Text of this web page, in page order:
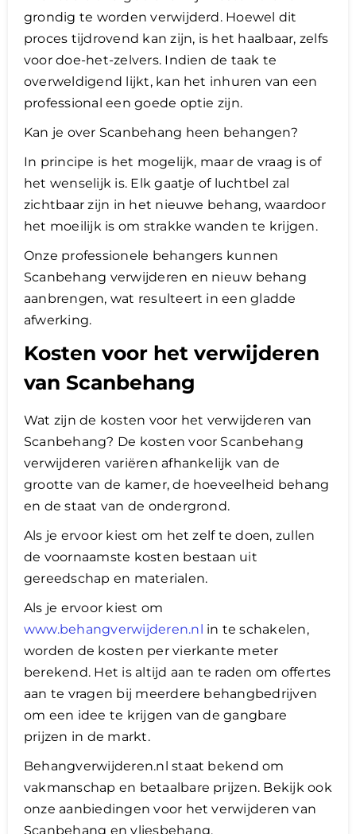
grondig te worden verwijderd. Hoewel dit
proces tijdrovend kan zijn, is het haalbaar, zelfs
voor doe-het-zelvers. Indien de taak te
overweldigend lijkt, kan het inhuren van een
professional een goede optie zijn.
Kan je over Scanbehang heen behangen?
In principe is het mogelijk, maar de vraag is of
het wenselijk is. Elk gaatje of luchtbel zal
zichtbaar zijn in het nieuwe behang, waardoor
het moeilijk is om strakke wanden te krijgen.
Onze professionele behangers kunnen
Scanbehang verwijderen en nieuw behang
aanbrengen, wat resulteert in een gladde
afwerking.
Kosten voor het verwijderen
van Scanbehang
Wat zijn de kosten voor het verwijderen van
Scanbehang? De kosten voor Scanbehang
verwijderen variëren afhankelijk van de
grootte van de kamer, de hoeveelheid behang
en de staat van de ondergrond.
Als je ervoor kiest om het zelf te doen, zullen
de voornaamste kosten bestaan uit
gereedschap en materialen.
Als je ervoor kiest om
www.behangverwijderen.nl in te schakelen,
worden de kosten per vierkante meter
berekend. Het is altijd aan te raden om offertes
aan te vragen bij meerdere behangbedrijven
om een idee te krijgen van de gangbare
prijzen in de markt.
Behangverwijderen.nl staat bekend om
vakmanschap en betaalbare prijzen. Bekijk ook
onze aanbiedingen voor het verwijderen van
Scanbehang en vliesbehang.